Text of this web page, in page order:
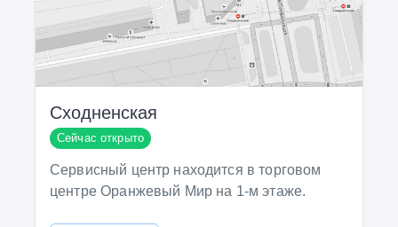
Сходненская
Сейчас открыто
Сервисный центр находится в торговом
центре Оранжевый Мир на 1-м этаже.